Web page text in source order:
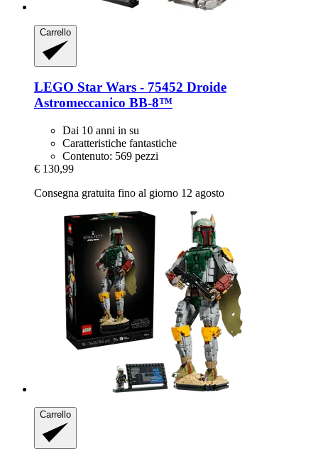
Carrello
LEGO Star Wars -​ 75452 Droide
Astromeccanico BB-​8™
Dai 10 anni in su
Caratteristiche fantastiche
Contenuto: 569 pezzi
€ 130,99
Consegna gratuita fino al giorno 12 agosto
Carrello